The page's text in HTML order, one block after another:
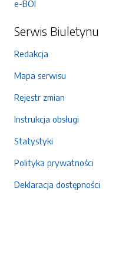
e-BOI
Serwis Biuletynu
Redakcja
Mapa serwisu
Rejestr zmian
Instrukcja obsługi
Statystyki
Polityka prywatności
Deklaracja dostępności